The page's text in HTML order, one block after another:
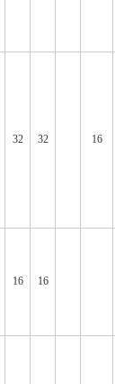
32 32 16
16 16